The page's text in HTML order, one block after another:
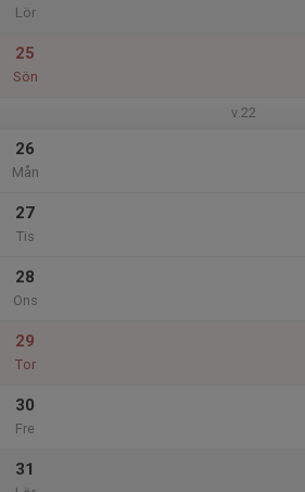
Lör
25
Sön
v.22
26
Mån
27
Tis
28
Ons
29
Tor
30
Fre
31